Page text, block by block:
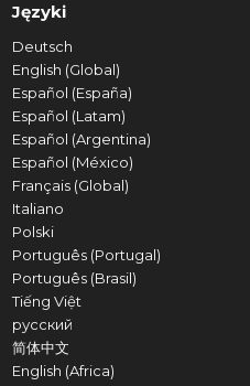
Języki
Deutsch
English (Global)
Español (España)
Español (Latam)
Español (Argentina)
Español (México)
Français (Global)
Italiano
Polski
Português (Portugal)
Português (Brasil)
Tiếng Việt
русский
简体中文
English (Africa)